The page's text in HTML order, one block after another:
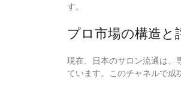
す。
プロ市場の構造と
現在、日本のサロン流通は、
ています。このチャネルで成